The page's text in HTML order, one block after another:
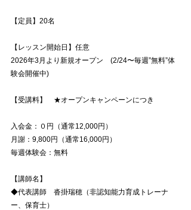
【定員】20名
【レッスン開始日】任意
2026年3月より新規オープン　(2/24〜毎週”無料”体
験会開催中)
【受講料】　★オープンキャンペーンにつき
入会金：０円（通常12,000円）
月謝：9,800円（通常16,000円）
毎週体験会：無料
【講師名】
◆代表講師　沓掛瑞穂（非認知能力育成トレーナ
ー、保育士）